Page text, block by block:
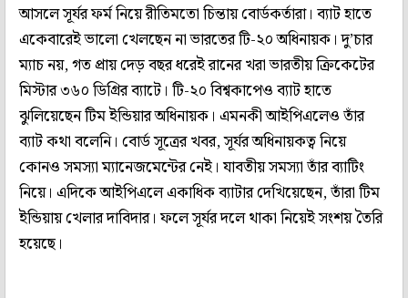
আসলে সূর্যর ফর্ম নিয়ে রীতিমতো চিন্তায় বোর্ডকর্তারা। ব্যাট হাতে
একেবারেই ভালো খেলছেন না ভারতের টি-২০ অধিনায়ক। দু’চার
ম্যাচ নয়, গত প্রায় দেড় বছর ধরেই রানের খরা ভারতীয় ক্রিকেটের
মিস্টার ৩৬০ ডিগ্রির ব্যাটে। টি-২০ বিশ্বকাপেও ব্যাট হাতে
ঝুলিয়েছেন টিম ইন্ডিয়ার অধিনায়ক। এমনকী আইপিএলেও তাঁর
ব্যাট কথা বলেনি। বোর্ড সূত্রের খবর, সূর্যর অধিনায়কত্ব নিয়ে
কোনও সমস্যা ম্যানেজমেন্টের নেই। যাবতীয় সমস্যা তাঁর ব্যাটিং
নিয়ে। এদিকে আইপিএলে একাধিক ব্যাটার দেখিয়েছেন, তাঁরা টিম
ইন্ডিয়ায় খেলার দাবিদার। ফলে সূর্যর দলে থাকা নিয়েই সংশয় তৈরি
হয়েছে।